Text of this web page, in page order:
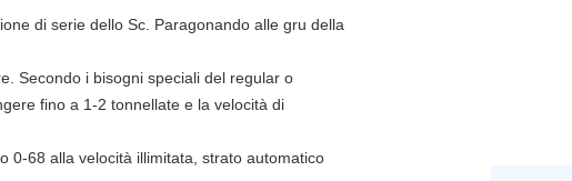
di serie dello Sc. Paragonando alle gru della
Secondo i bisogni speciali del regular o
fino a 1-2 tonnellate e la velocità di
0-68 alla velocità illimitata, strato automatico